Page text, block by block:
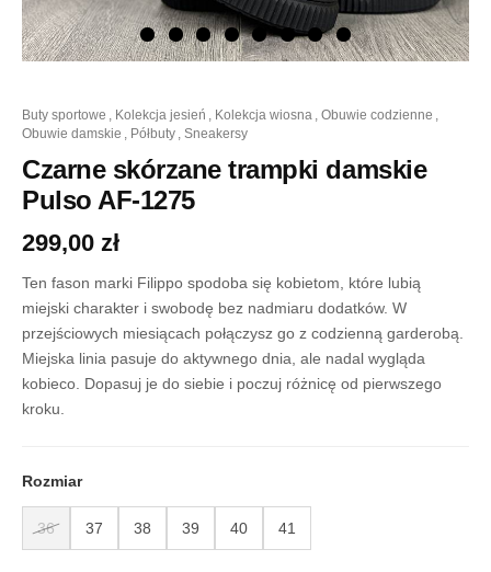
buty sportowe , kolekcja jesień , kolekcja wiosna , obuwie codzienne ,
obuwie damskie , półbuty , sneakersy
Czarne skórzane trampki damskie
Pulso AF-1275
299,00 zł
Ten fason marki Filippo spodoba się kobietom, które lubią
miejski charakter i swobodę bez nadmiaru dodatków. W
przejściowych miesiącach połączysz go z codzienną garderobą.
Miejska linia pasuje do aktywnego dnia, ale nadal wygląda
kobieco. Dopasuj je do siebie i poczuj różnicę od pierwszego
kroku.
Rozmiar
36 37 38 39 40 41
Czarne
skórzane
trampki
damskie
Pulso
1275